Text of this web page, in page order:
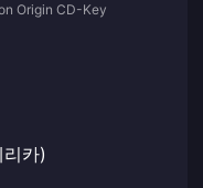
Origin CD-Key
카)